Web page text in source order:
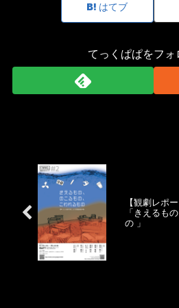
はてブ
てっくぱぱをフォ
【観劇レポ
「きえるも
の 」